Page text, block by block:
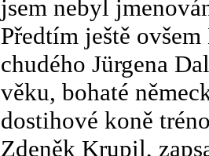
jsem nebyl
Předtím ještě
chudého Jürgena
věku, bohaté
dostihové koně
Zdeněk Krupil,